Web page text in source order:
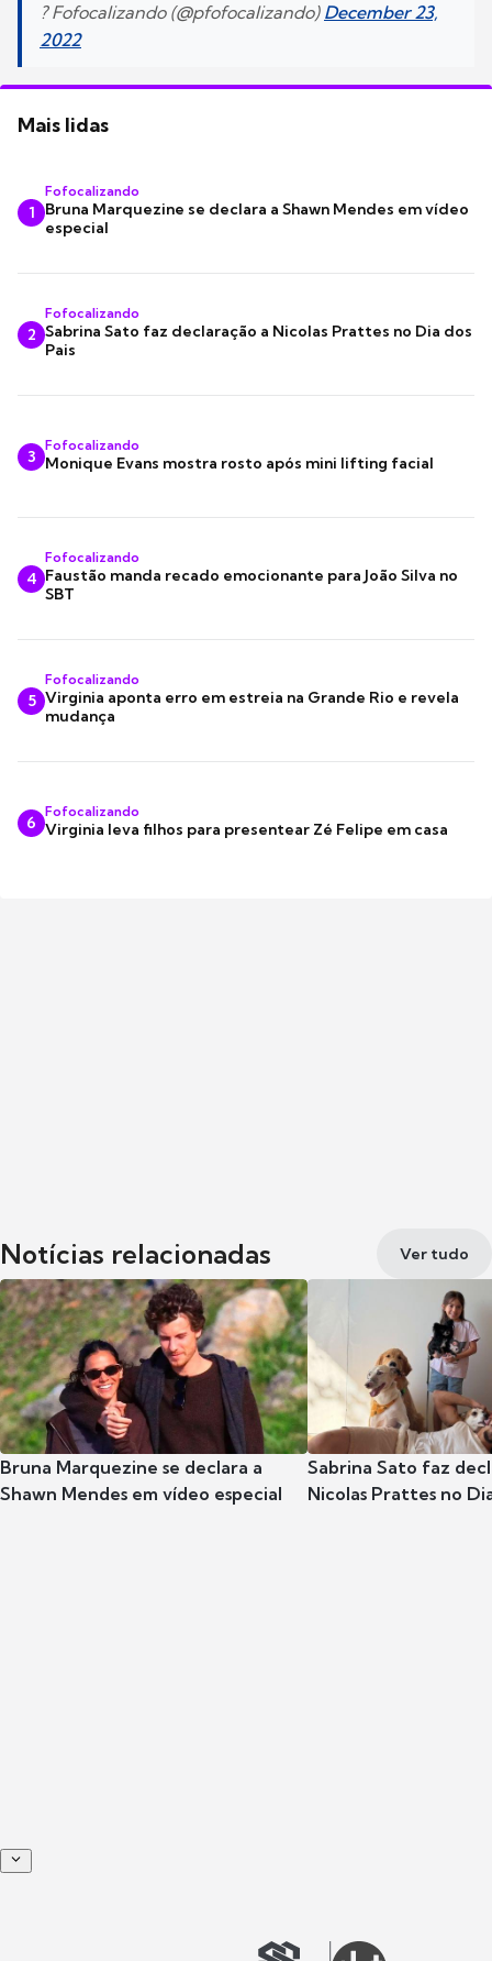
? Fofocalizando (@pfofocalizando) December 23,
2022
Mais lidas
1
Fofocalizando
Bruna Marquezine se declara a Shawn Mendes em vídeo
especial
2
Fofocalizando
Sabrina Sato faz declaração a Nicolas Prattes no Dia dos
Pais
3
Fofocalizando
Monique Evans mostra rosto após mini lifting facial
4
Fofocalizando
Faustão manda recado emocionante para João Silva no
SBT
5
Fofocalizando
Virginia aponta erro em estreia na Grande Rio e revela
mudança
6
Fofocalizando
Virginia leva filhos para presentear Zé Felipe em casa
Notícias relacionadas Ver tudo
Bruna Marquezine se declara a
Shawn Mendes em vídeo especial
Sabrina Sato faz
Nicolas Prattes no